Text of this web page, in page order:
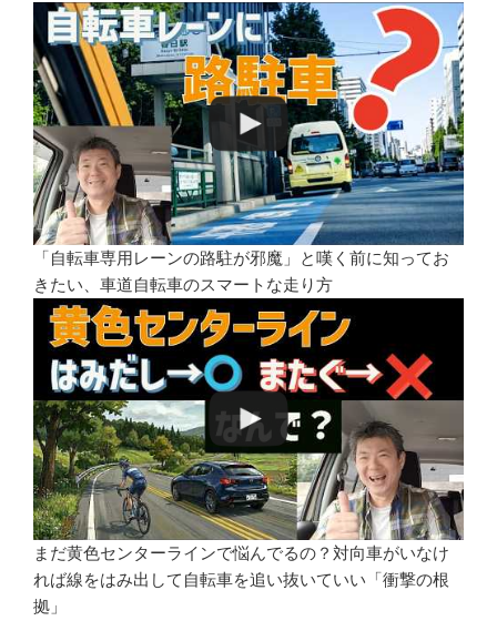
「自転車専用レーンの路駐が邪魔」と嘆く前に知ってお
きたい、車道自転車のスマートな走り方
まだ黄色センターラインで悩んでるの？対向車がいなけ
れば線をはみ出して自転車を追い抜いていい「衝撃の根
拠」